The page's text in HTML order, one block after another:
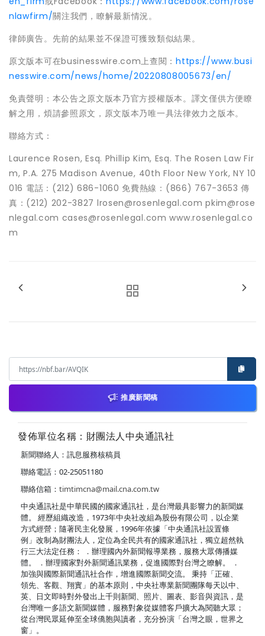
nlawfirm/關注我們，瞭解最新情況。
律師廣告。先前的結果並不保證可獲致類似結果。
原文版本可在businesswire.com上查閱：https://www.busi
nesswire.com/news/home/20220808005673/en/
免責聲明：本公告之原文版本乃官方授權版本。譯文僅供方便瞭
解之用，煩請參照原文，原文版本乃唯一具法律效力之版本。
聯絡方式：
Laurence Rosen, Esq. Phillip Kim, Esq. The Rosen Law Fir
m, P.A. 275 Madison Avenue, 40th Floor New York, NY 10
016 電話：(212) 686-1060 免費熱線：(866) 767-3653 傳
真：(212) 202-3827 lrosen@rosenlegal.com pkim@rose
nlegal.com cases@rosenlegal.com www.rosenlegal.co
m
推廣新聞稿
發佈單位名稱：財團法人中央通訊社
新聞聯絡人：訊息服務核稿員
聯絡電話：02-25051180
聯絡信箱： timtimcna@mail.cna.com.tw
中央通訊社是中華民國的國家通訊社，是台灣最具影響力的新聞媒
體。 經歷組織改造，1973年中央社改組為股份有限公司，以企業
方式經營；隨著民主化發展，1996年依據「中央通訊社設置條
例」改制為財團法人，定位為全民共有的國家通訊社，獨立超然執
行三大法定任務： ．辦理國內外新聞報導業務，服務大眾傳播媒
體。 ．辦理國家對外新聞通訊業務，促進國際對台灣之瞭解。 ．
加強與國際新聞通訊社合作，增進國際新聞交流。 秉持「正確、
領先、客觀、翔實」的基本原則，中央社專業新聞團隊每天以中、
英、日文即時對外發出上千則新聞、照片、圖表、影音與資訊，是
台灣唯一多語文新聞媒體，服務對象從媒體客戶擴大為閱聽大眾；
從台灣民眾延伸至全球僑胞與讀者，充分扮演「台灣之眼，世界之
窗」。